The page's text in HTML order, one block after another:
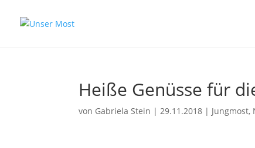
Heiße Genüsse für
von Gabriela Stein |29.11.2018 | Jungmost,